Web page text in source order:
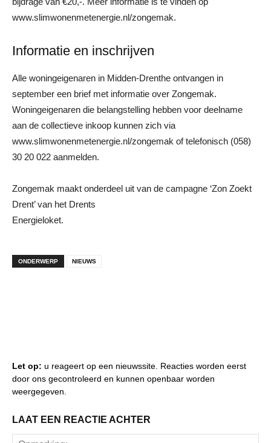
www.slimwonenmetenergie.nl/zongemak.
Informatie en inschrijven
Alle woningeigenaren in Midden-Drenthe ontvangen in
september een brief met informatie over Zongemak.
Woningeigenaren die belangstelling hebben voor deelname
aan de collectieve inkoop kunnen zich via
www.slimwonenmetenergie.nl/zongemak of telefonisch (058)
30 20 022 aanmelden.
Zongemak maakt onderdeel uit van de campagne ‘Zon Zoekt
Drent’ van het Drents
Energieloket.
ONDERWERP NIEUWS
Let op: u reageert op een nieuwssite. Reacties worden eerst
door ons gecontroleerd en kunnen openbaar worden
weergegeven.
LAAT EEN REACTIE ACHTER